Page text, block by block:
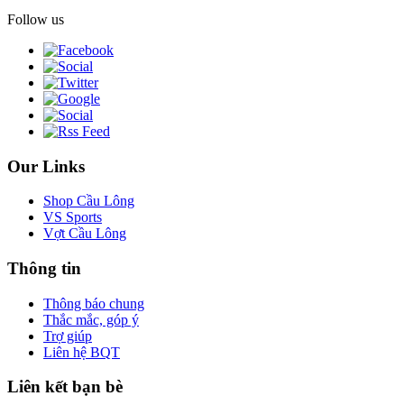
Follow us
Our Links
Shop Cầu Lông
VS Sports
Vợt Cầu Lông
Thông tin
Thông báo chung
Thắc mắc, góp ý
Trợ giúp
Liên hệ BQT
Liên kết bạn bè